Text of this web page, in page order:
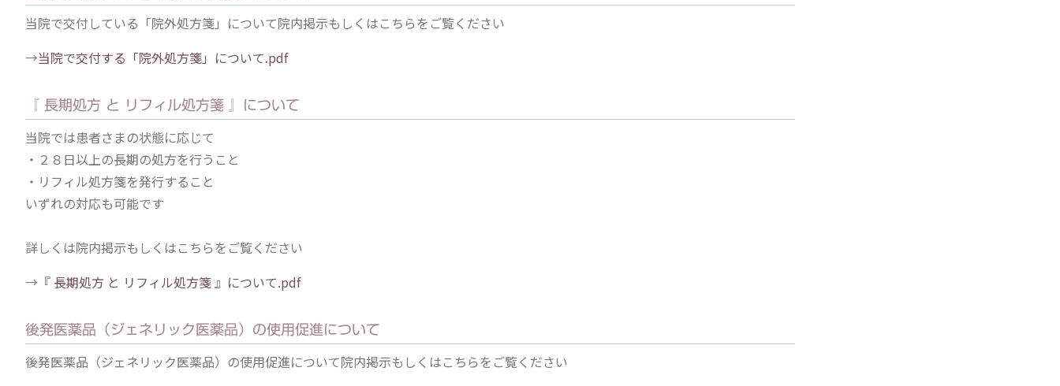
当院で交付している「院外処方箋」について院内掲示もしくはこちらをご覧ください
→当院で交付する「院外処方箋」について.pdf
『 長期処方 と リフィル処方箋 』について
当院では患者さまの状態に応じて
・２８日以上の長期の処方を行うこと
・リフィル処方箋を発行すること
いずれの対応も可能です
詳しくは院内掲示もしくはこちらをご覧ください
→ 『 長期処方 と リフィル処方箋 』について.pdf
後発医薬品（ジェネリック医薬品）の使用促進について
後発医薬品（ジェネリック医薬品）の使用促進について院内掲示もしくはこちらをご覧ください